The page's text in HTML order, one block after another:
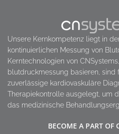
Unsere Kernkompetenz liegt in
kontinuierlichen Messung von
Kerntechnologien von
blutdruckmessung basieren, sind
zuverlässige kardiovaskuläre
Therapiekontrolle ausgelegt, um
das medizinische
BECOME A PART OF